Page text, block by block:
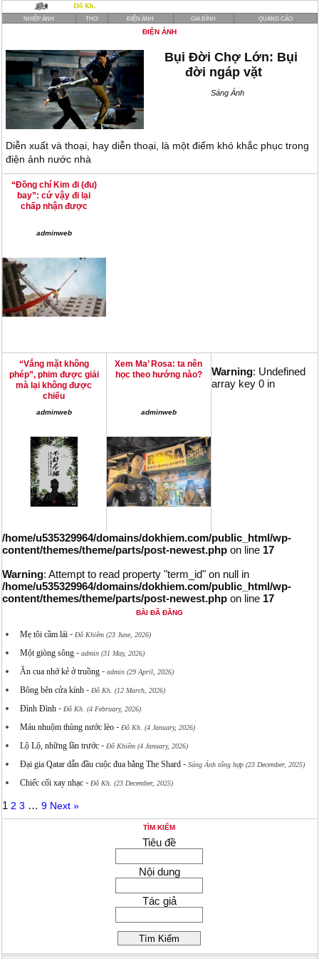
NHIẾP ẢNH THƠ ĐIỆN ẢNH GIA ĐÌNH QUẢNG CÁO
ĐIỆN ẢNH
Bụi Đời Chợ Lớn: Bụi
đời ngáp vặt
Sáng Ánh
Diễn xuất và thoại, hay diễn thoại, là một điểm khó khắc phục trong
điện ảnh nước nhà
“Đồng chí Kim đi (đu)
bay”: cứ vậy đi lại
chấp nhận được
adminweb
“Vắng mặt không
phép”, phim được giải
mà lại không được
chiếu
adminweb
Xem Ma’ Rosa: ta nên
học theo hướng nào?
adminweb
Warning: Undefined
array key 0 in
/home/u535329964/domains/dokhiem.com/public_html/wp-
content/themes/theme/parts/post-newest.phpon line 17
Warning: Attempt to read property "term_id" on null in
/home/u535329964/domains/dokhiem.com/public_html/wp-
content/themes/theme/parts/post-newest.phpon line 17
BÀI ĐÃ ĐĂNG
Mẹ tôi cầm lái- Đỗ Khiêm (23 June, 2026)
Một giòng sông- admin (31 May, 2026)
Ăn cua nhớ kẻ ở truồng- admin (29 April, 2026)
Bông bên cửa kính- Đỗ Kh. (12 March, 2026)
Đình Đình- Đỗ Kh. (4 February, 2026)
Máu nhuộm thùng nước lèo- Đỗ Kh. (4 January, 2026)
Lộ Lộ, những lần trước- Đỗ Khiêm (4 January, 2026)
Đại gia Qatar dẫn đầu cuộc đua bằng The Shard- Sáng Ánh tổng hợp (23 December, 2025)
Chiếc cối xay nhạc- Đỗ Kh. (23 December, 2025)
1 2 3 … 9 Next »
TÌM KIẾM
Tiêu đề
Nội dung
Tác giả